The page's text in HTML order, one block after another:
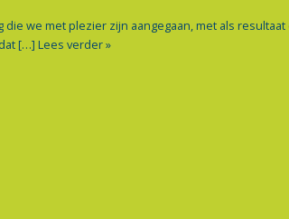
we met plezier zijn aangegaan, met als
[…] Lees verder »